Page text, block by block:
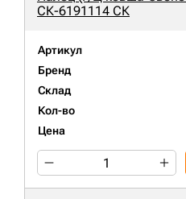
СК-6191114 СК
Артикул
Бренд
Склад
Кол-во
Цена